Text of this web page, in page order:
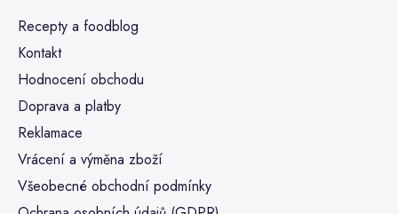
Recepty a foodblog
Kontakt
Hodnocení obchodu
Doprava a platby
Reklamace
Vrácení a výměna zboží
Všeobecné obchodní podmínky